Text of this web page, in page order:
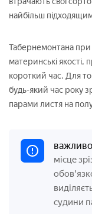
найбільш
Табернемонтана при
материнські якості,
короткий час. Для
будь-який час року
парами листя на
місце
судини